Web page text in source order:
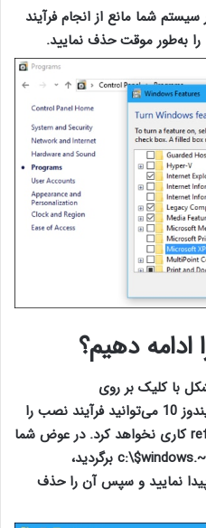
شما مانع از انجام فرآیند
را به‌طور موقت حذف نمایید.
ادامه دهیم؟
با کلیک بر روی
در پنجره ستاپ ویندوز 10 می‌توانید فرآیند نصب را
آغاز کنید. اما متاسفانه دکمه refresh کاری نخواهد کرد. در عوض شما
برگردید،
نمایید و سپس آن را حذف